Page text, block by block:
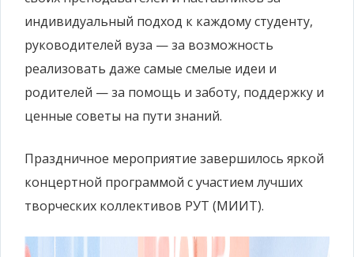
индивидуальный подход к каждому студенту,
руководителей вуза — за возможность
реализовать даже самые смелые идеи и
родителей — за помощь и заботу, поддержку и
ценные советы на пути знаний.
Праздничное мероприятие завершилось яркой
концертной программой с участием лучших
творческих коллективов РУТ (МИИТ).